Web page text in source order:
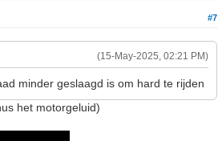
#7
(15-May-2025, 02:21 PM)
minder geslaagd is om hard te rijden
het motorgeluid)